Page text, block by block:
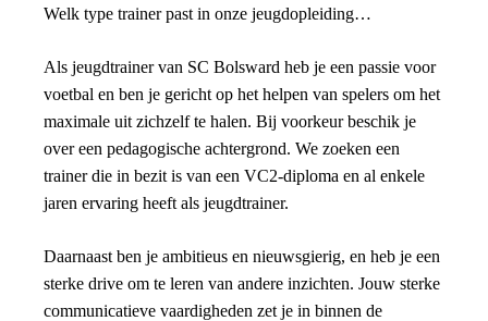
Welk type trainer past in onze jeugdopleiding…
Als jeugdtrainer van SC Bolsward heb je een passie voor
voetbal en ben je gericht op het helpen van spelers om het
maximale uit zichzelf te halen. Bij voorkeur beschik je
over een pedagogische achtergrond. We zoeken een
trainer die in bezit is van een VC2-diploma en al enkele
jaren ervaring heeft als jeugdtrainer.
Daarnaast ben je ambitieus en nieuwsgierig, en heb je een
sterke drive om te leren van andere inzichten. Jouw sterke
communicatieve vaardigheden zet je in binnen de